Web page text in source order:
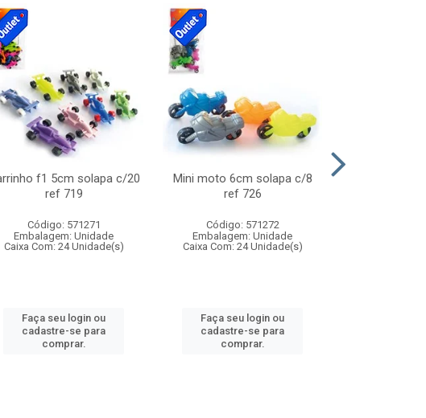
f1 5cm solapa c/20
ref 719
Código: 571271
Embalagem: Unidade
Caixa Com: 24 Unidade(s)
Faça seu login ou
cadastre-se para
comprar.
Mini moto 6cm solapa c/8
ref 726
Código: 571272
Embalagem: Unidade
Caixa Com: 24 Unidade(s)
Faça seu login ou
cadastre-se para
comprar.